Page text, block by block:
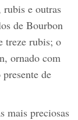
rubis e outras
de Bourbon
treze rubis; o
ornado com
de
mais preciosas